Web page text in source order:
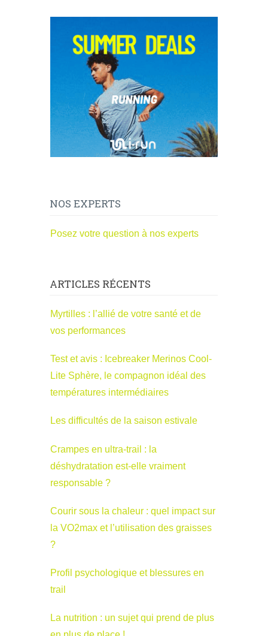
NOS EXPERTS
Posez votre question à nos experts
ARTICLES RÉCENTS
Myrtilles : l’allié de votre santé et de
vos performances
Test et avis : Icebreaker Merinos Cool-
Lite Sphère, le compagnon idéal des
températures intermédiaires
Les difficultés de la saison estivale
Crampes en ultra-trail : la
déshydratation est-elle vraiment
responsable ?
Courir sous la chaleur : quel impact sur
la VO2max et l’utilisation des graisses
?
Profil psychologique et blessures en
trail
La nutrition : un sujet qui prend de plus